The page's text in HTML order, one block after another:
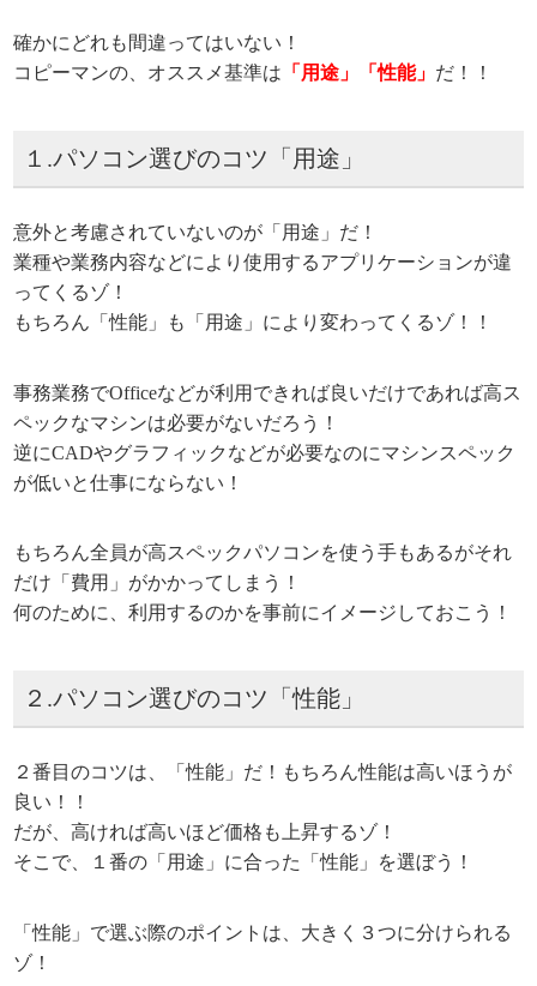
確かにどれも間違ってはいない！
コピーマンの、オススメ基準は 「用途」「性能」 だ！！
１.パソコン選びのコツ「用途」
意外と考慮されていないのが「用途」だ！
業種や業務内容などにより使用するアプリケーションが違
ってくるゾ！
もちろん「性能」も「用途」により変わってくるゾ！！
事務業務でOfficeなどが利用できれば良いだけであれば高ス
ペックなマシンは必要がないだろう！
逆にCADやグラフィックなどが必要なのにマシンスペック
が低いと仕事にならない！
もちろん全員が高スペックパソコンを使う手もあるがそれ
だけ「費用」がかかってしまう！
何のために、利用するのかを事前にイメージしておこう！
２.パソコン選びのコツ「性能」
２番目のコツは、「性能」だ！もちろん性能は高いほうが
良い！！
だが、高ければ高いほど価格も上昇するゾ！
そこで、１番の「用途」に合った「性能」を選ぼう！
「性能」で選ぶ際のポイントは、大きく３つに分けられる
ゾ！